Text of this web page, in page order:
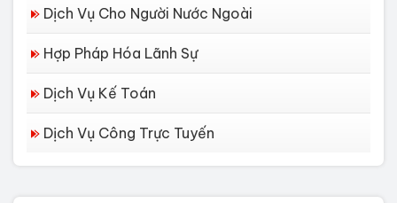
Dịch Vụ Cho Người Nước Ngoài
Hợp Pháp Hóa Lãnh Sự
Dịch Vụ Kế Toán
Dịch Vụ Công Trực Tuyến
Dịch vụ làm Lý lịch tư pháp tại Đà